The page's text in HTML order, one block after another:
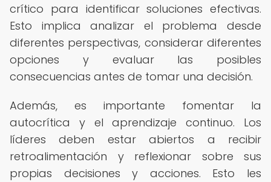
crítico para identificar soluciones efectivas.
Esto implica analizar el problema desde
diferentes perspectivas, considerar diferentes
opciones y evaluar las posibles
consecuencias antes de tomar una decisión.
Además, es importante fomentar la
autocrítica y el aprendizaje continuo. Los
líderes deben estar abiertos a recibir
retroalimentación y reflexionar sobre sus
propias decisiones y acciones. Esto les